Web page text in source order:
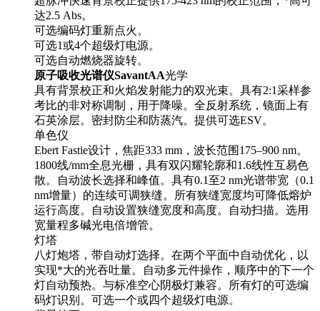
达2.5 Abs。
可选编码灯重新点火。
可选1或4个超级灯电源。
可选自动燃烧器旋转。
原子吸收光谱仪SavantAA光学
具有背景校正和火焰发射能力的双光束。具有2:1采样参
考比的非对称调制，用于降噪。全反射系统，镜面上有
石英涂层。密封防尘和防蒸汽。提供可选ESV。
单色仪
Ebert Fastie设计，焦距333 mm，波长范围175–900 nm。
1800线/mm全息光栅，具有双闪耀轮廓和1.6线性互易色
散。自动波长选择和峰值。具有0.1至2 nm光谱带宽（0.1
nm增量）的连续可调狭缝。所有狭缝宽度均可降低熔炉
运行高度。自动设置狭缝宽度和高度。自动扫描。选用
宽量程多碱光电倍增管。
灯塔
八灯炮塔，带自动灯选择。在两个平面中自动优化，以
实现*大的光吞吐量。自动多元件操作，顺序中的下一个
灯自动预热。与标准空心阴极灯兼容。所有灯的可选编
码灯识别。可选一个或四个超级灯电源。